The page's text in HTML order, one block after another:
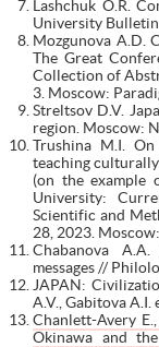
Lashchuk O.R.
University
Mozgunova A.D.
The Great
Collection of
3. Moscow:
Streltsov D.V.
region. Moscow:
Trushina M.I.
teaching
(on the example
University:
Scientific and
28, 2023.
Chabanova
messages //
JAPAN:
A.V., Gabitova A.I.
Chanlett-Avery
Okinawa and